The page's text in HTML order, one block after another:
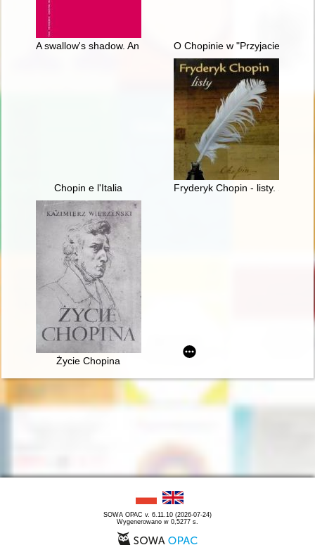
A swallow's shadow. An essay on Chopin's thoughts
O Chopinie w "Przyjacielu
Chopin e l'Italia Fryderyk Chopin - listy.
Życie Chopina
SOWA OPAC v. 6.11.10 (2026-07-24)
Wygenerowano w 0,5277 s.